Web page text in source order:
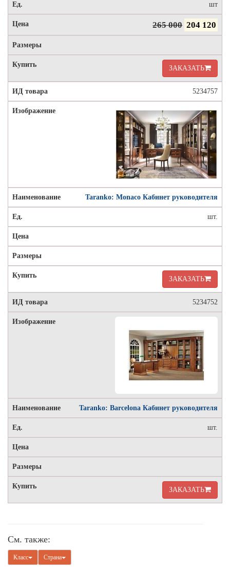
шт
265 000 204 120
ЗАКАЗАТЬ
5234757
Taranko: Monaco Кабинет руководителя
шт.
ЗАКАЗАТЬ
5234752
Taranko: Barcelona Кабинет руководителя
шт.
ЗАКАЗАТЬ
См. также:
Класс Страна